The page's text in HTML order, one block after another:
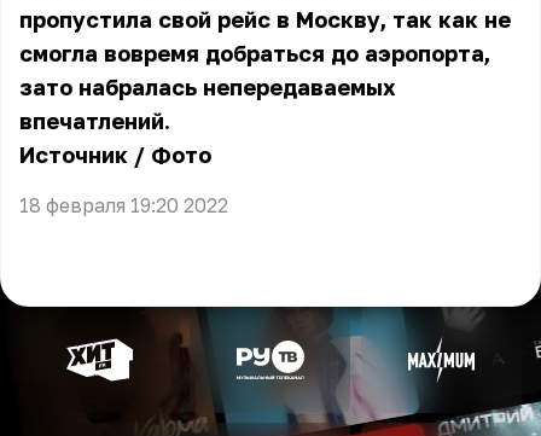
пропустила свой рейс в Москву, так как не
смогла вовремя добраться до аэропорта,
зато набралась непередаваемых
впечатлений.
Источник / Фото
18 февраля 19:20 2022